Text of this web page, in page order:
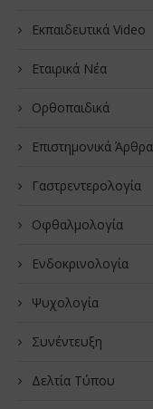
Εκπαιδευτικά Video
Εταιρικά Νέα
Oρθοπαιδικά
Επιστημονικά Άρθρα
Γαστρεντερολογία
Οφθαλμολογία
Ενδοκρινολογία
Ψυχολογία
Συνέντευξη
Δελτία Τύπου